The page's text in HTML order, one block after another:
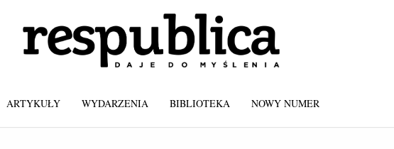
ARTYKUŁY WYDARZENIA BIBLIOTEKA NOWY NUMER